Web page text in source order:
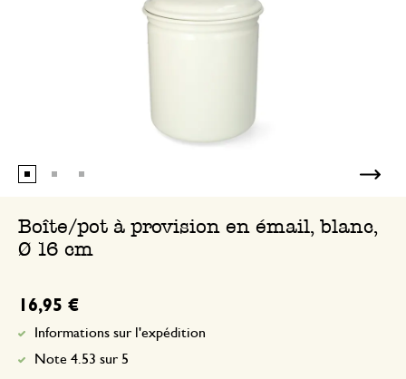
Boîte/pot à provision en émail, blanc,
Ø 16 cm
16,95 €
Informations sur l'expédition
Note 4.53 sur 5